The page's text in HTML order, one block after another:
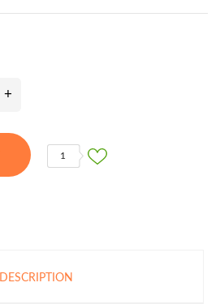
+
1
DESCRIPTION